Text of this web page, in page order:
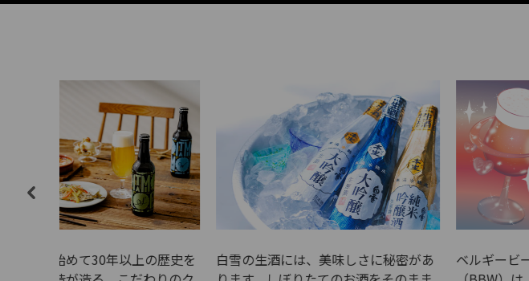
白雪の生酒には、美味しさに秘密があ
ベルギービールウィークエンド